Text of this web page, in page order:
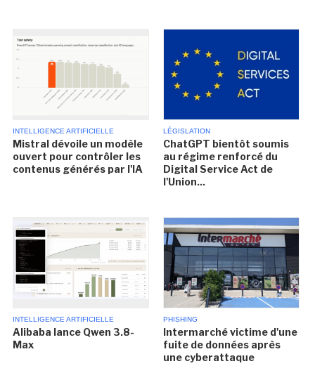
INTELLIGENCE ARTIFICIELLE
Mistral dévoile un modèle
ouvert pour contrôler les
contenus générés par l'IA
LÉGISLATION
ChatGPT bientôt soumis
au régime renforcé du
Digital Service Act de
l'Union...
INTELLIGENCE ARTIFICIELLE
Alibaba lance Qwen 3.8-
Max
PHISHING
Intermarché victime d'une
fuite de données après
une cyberattaque